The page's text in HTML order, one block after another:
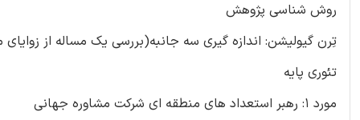
روش شناسی پژوهش
تِرن گیولیشن: اندازه گیری سه جانبه(بررسی یک مساله از
تئوری پایه
مورد 1: رهبر استعداد های منطقه ای شرکت مشاوره جهانی